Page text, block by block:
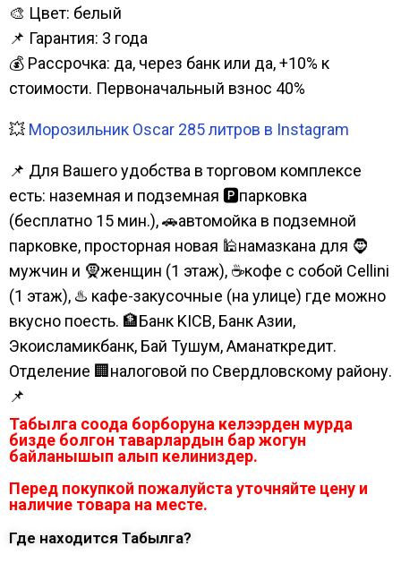
🎨 Цвет: белый
📌 Гарантия: 3 года
💰 Рассрочка: да, через банк или да, +10% к
стоимости. Первоначальный взнос 40%
💥 Морозильник Oscar 285 литров в Instagram
📌 Для Вашего удобства в торговом комплексе
есть: наземная и подземная 🅿парковка
(бесплатно 15 мин.), 🚗автомойка в подземной
парковке, просторная новая 🕌намазкана для 🧔
мужчин и 🧕женщин (1 этаж), ☕кофе с собой Cellini
(1 этаж), ♨️ кафе-закусочные (на улице) где можно
вкусно поесть. 🏦Банк KICB, Банк Азии,
Экоисламикбанк, Бай Тушум, Аманаткредит.
Отделение 🏢налоговой по Свердловскому району.
📌
Табылга соода борборуна келээрден мурда
бизде болгон таварлардын бар жогун
байланышып алып келиниздер.
Перед покупкой пожалуйста уточняйте цену и
наличие товара на месте.
Где находится Табылга?